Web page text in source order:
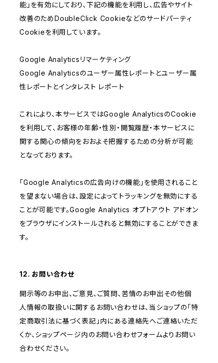
能」を有効にしており、下記の機能を利用し、広告やサイト
改善のためDoubleClick Cookieなどのサードパーティ
Cookieを利用しています。
Google Analyticsリマーケティング
Google Analyticsのユーザー属性レポートとユーザー属
性レポートとインタレスト レポート
これにより、本サービスではGoogle AnalyticsのCookie
を利用して、お客様の年齢・性別・閲覧履歴・本サービスに
関する関心の傾向をおおよそ把握するための分析が可能
となっております。
「Google Analyticsの広告向けの機能」を使用されること
を望まない場合は、設定によってトラッキングを無効にする
ことが可能です。Google Analytics オプトアウト アドオン
をブラウザにインストールされると無効にすることができま
す。
12. お問い合わせ
開示等のお申出、ご意見、ご質問、苦情のお申出その他個
人情報の取扱いに関するお問い合わせは、当ショップの「特
定商取引法に基づく表記」内にある連絡先へご連絡いただ
くか、ショップページ内のお問い合わせフォームよりお問い
合わせください。